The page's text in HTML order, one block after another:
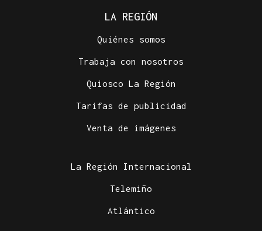
LA REGIÓN
Quiénes somos
Trabaja con nosotros
Quiosco La Región
Tarifas de publicidad
Venta de imágenes
La Región Internacional
Telemiño
Atlántico